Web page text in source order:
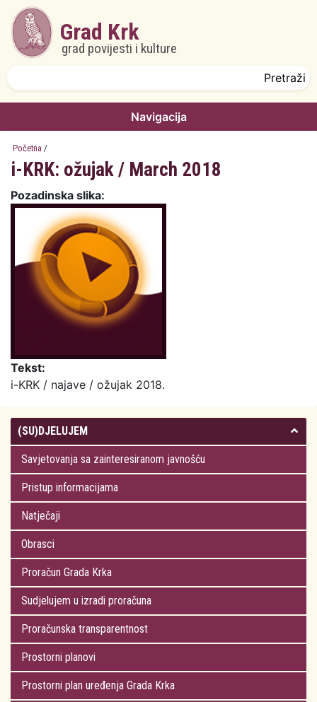
Skoči na glavni sadržaj
Grad Krk
grad povijesti i kulture
Navigacija
Početna /
i-KRK: ožujak / March 2018
Pozadinska slika:
Tekst:
i-KRK / najave / ožujak 2018.
(SU)DJELUJEM
Savjetovanja sa zainteresiranom javnošću
Pristup informacijama
Natječaji
Obrasci
Proračun Grada Krka
Sudjelujem u izradi proračuna
Proračunska transparentnost
Prostorni planovi
Prostorni plan uređenja Grada Krka